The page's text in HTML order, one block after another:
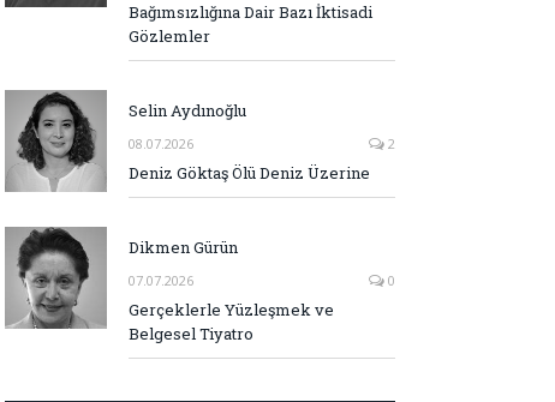
Bağımsızlığına Dair Bazı İktisadi
Gözlemler
Selin Aydınoğlu
08.07.2026 2
Deniz Göktaş Ölü Deniz Üzerine
Dikmen Gürün
07.07.2026 0
Gerçeklerle Yüzleşmek ve
Belgesel Tiyatro